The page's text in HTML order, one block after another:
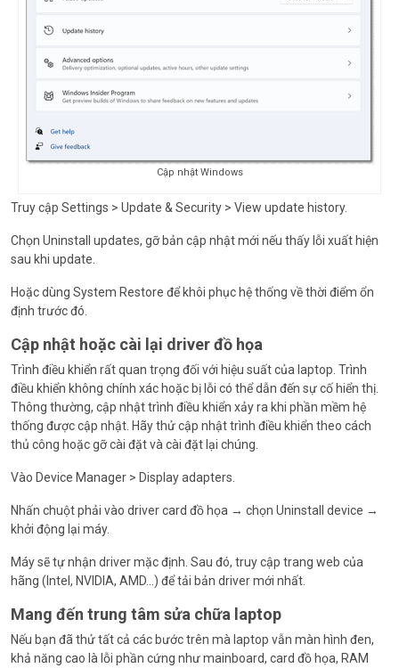
Cập nhật Windows
Truy cập Settings > Update & Security > View update history.
Chọn Uninstall updates, gỡ bản cập nhật mới nếu thấy lỗi xuất hiện
sau khi update.
Hoặc dùng System Restore để khôi phục hệ thống về thời điểm ổn
định trước đó.
Cập nhật hoặc cài lại driver đồ họa
Trình điều khiển rất quan trọng đối với hiệu suất của laptop. Trình
điều khiển không chính xác hoặc bị lỗi có thể dẫn đến sự cố hiển thị.
Thông thường, cập nhật trình điều khiển xảy ra khi phần mềm hệ
thống được cập nhật. Hãy thử cập nhật trình điều khiển theo cách
thủ công hoặc gỡ cài đặt và cài đặt lại chúng.
Vào Device Manager > Display adapters.
Nhấn chuột phải vào driver card đồ họa → chọn Uninstall device →
khởi động lại máy.
Máy sẽ tự nhận driver mặc định. Sau đó, truy cập trang web của
hãng (Intel, NVIDIA, AMD…) để tải bản driver mới nhất.
Mang đến trung tâm sửa chữa laptop
Nếu bạn đã thử tất cả các bước trên mà laptop vẫn màn hình đen,
khả năng cao là lỗi phần cứng như mainboard, card đồ họa, RAM